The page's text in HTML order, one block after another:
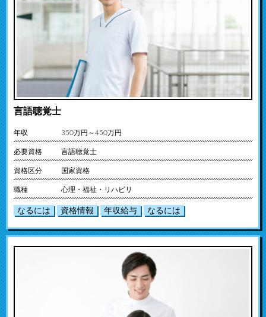
言語聴覚士
年収 350万円～450万円
必要資格 言語聴覚士
資格区分 国家資格
職種 心理・福祉・リハビリ
なるには 資格情報 年収給与 なるには